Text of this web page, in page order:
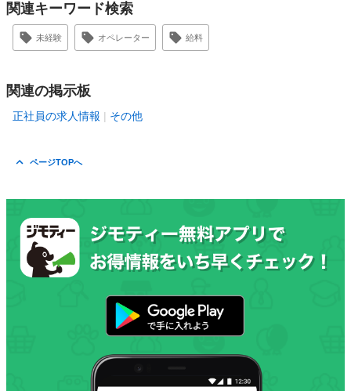
関連キーワード検索
未経験 オペレーター 給料
関連の掲示板
正社員の求人情報 その他
ページTOPへ